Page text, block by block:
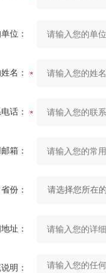
位：
名：
话：
箱：
省份：
址：
明：